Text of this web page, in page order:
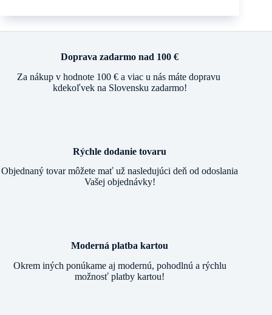
Doprava zadarmo nad 100 €
Za nákup v hodnote 100 € a viac u nás máte dopravu
kdekoľvek na Slovensku zadarmo!
Rýchle dodanie tovaru
Objednaný tovar môžete mať už nasledujúci deň od odoslania
Vašej objednávky!
Moderná platba kartou
Okrem iných ponúkame aj modernú, pohodlnú a rýchlu
možnosť platby kartou!